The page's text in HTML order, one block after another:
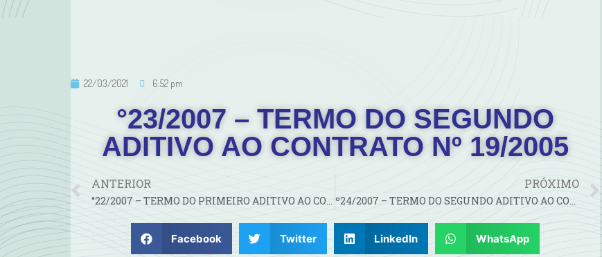
22/03/2021 6:52 pm
°23/2007 – TERMO DO SEGUNDO
ADITIVO AO CONTRATO Nº 19/2005
ANTERIOR
°22/2007 – TERMO DO PRIMEIRO ADITIVO AO CONTRATO Nº 17/2006
PRÓXIMO
º24/2007 – TERMO DO SEGUNDO ADITIVO AO CONTRATO Nº 18/2005
Facebook Twitter LinkedIn WhatsApp